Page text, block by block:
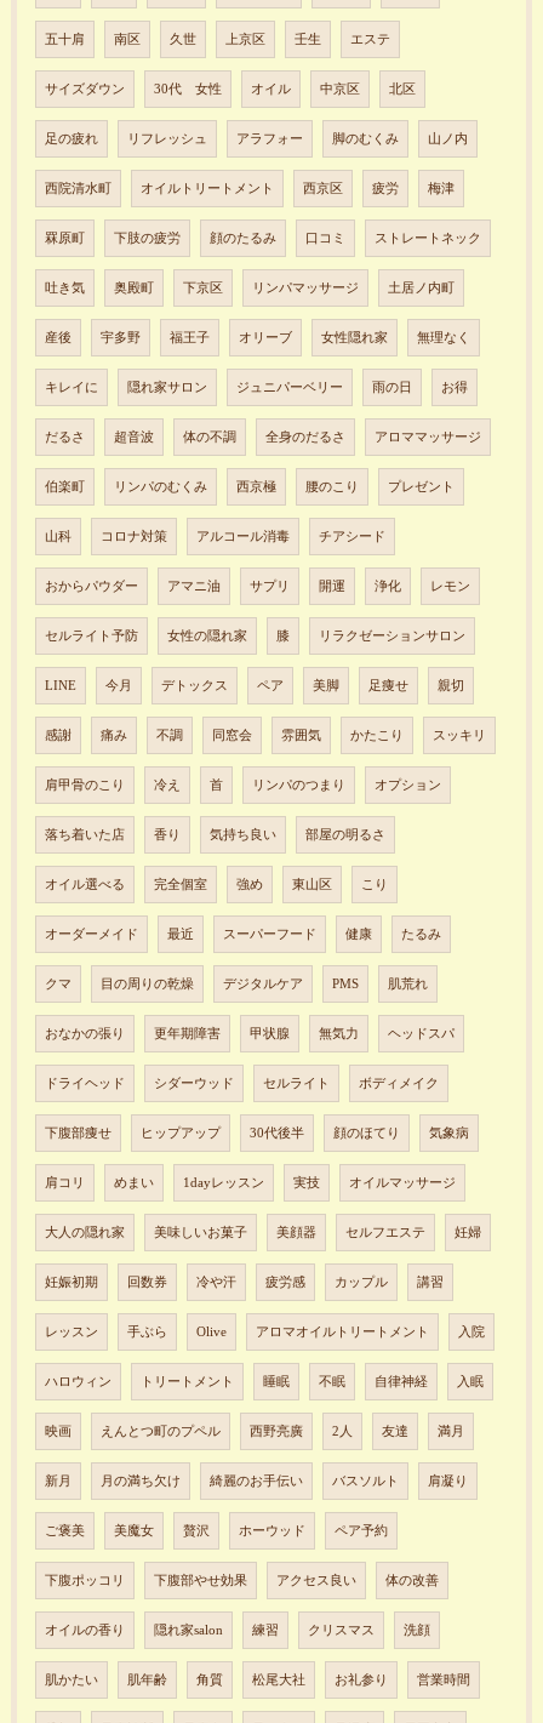
五十肩 南区 久世 上京区 壬生 エステ
サイズダウン 30代 女性 オイル 中京区 北区
足の疲れ リフレッシュ アラフォー 脚のむくみ 山ノ内
西院清水町 オイルトリートメント 西京区 疲労 梅津
罧原町 下肢の疲労 顔のたるみ 口コミ ストレートネック
吐き気 奥殿町 下京区 リンパマッサージ 土居ノ内町
産後 宇多野 福王子 オリーブ 女性隠れ家 無理なく
キレイに 隠れ家サロン ジュニパーベリー 雨の日 お得
だるさ 超音波 体の不調 全身のだるさ アロママッサージ
伯楽町 リンパのむくみ 西京極 腰のこり プレゼント
山科 コロナ対策 アルコール消毒 チアシード
おからパウダー アマニ油 サプリ 開運 浄化 レモン
セルライト予防 女性の隠れ家 膝 リラクゼーションサロン
LINE 今月 デトックス ペア 美脚 足痩せ 親切
感謝 痛み 不調 同窓会 雰囲気 かたこり スッキリ
肩甲骨のこり 冷え 首 リンパのつまり オプション
落ち着いた店 香り 気持ち良い 部屋の明るさ
オイル選べる 完全個室 強め 東山区 こり
オーダーメイド 最近 スーパーフード 健康 たるみ
クマ 目の周りの乾燥 デジタルケア PMS 肌荒れ
おなかの張り 更年期障害 甲状腺 無気力 ヘッドスパ
ドライヘッド シダーウッド セルライト ボディメイク
下腹部痩せ ヒップアップ 30代後半 顔のほてり 気象病
肩コリ めまい 1dayレッスン 実技 オイルマッサージ
大人の隠れ家 美味しいお菓子 美顔器 セルフエステ 妊婦
妊娠初期 回数券 冷や汗 疲労感 カップル 講習
レッスン 手ぶら Olive アロマオイルトリートメント 入院
ハロウィン トリートメント 睡眠 不眠 自律神経 入眠
映画 えんとつ町のプペル 西野亮廣 2人 友達 満月
新月 月の満ち欠け 綺麗のお手伝い バスソルト 肩凝り
ご褒美 美魔女 贅沢 ホーウッド ペア予約
下腹ポッコリ 下腹部やせ効果 アクセス良い 体の改善
オイルの香り 隠れ家salon 練習 クリスマス 洗顔
肌かたい 肌年齢 角質 松尾大社 お礼参り 営業時間